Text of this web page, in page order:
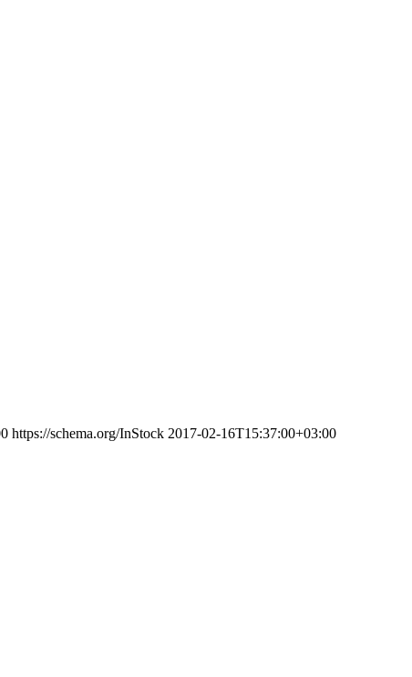
https://schema.org/InStock 2017-02-16T15:37:00+03:00